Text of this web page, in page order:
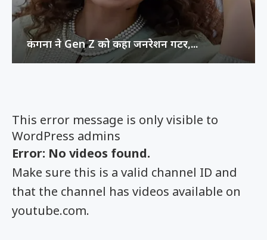
This error message is only visible to
WordPress admins
Error: No videos found.
Make sure this is a valid channel ID and
that the channel has videos available on
youtube.com.
कंगना ने Gen Z को कहा जनरेशन गटर,...